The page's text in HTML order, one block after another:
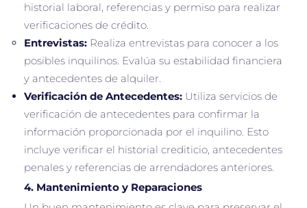
historial laboral, referencias y permiso para realizar
verificaciones de crédito.
Entrevistas: Realiza entrevistas para conocer a los
posibles inquilinos. Evalúa su estabilidad financiera
y antecedentes de alquiler.
Verificación de Antecedentes: Utiliza servicios de
verificación de antecedentes para confirmar la
información proporcionada por el inquilino. Esto
incluye verificar el historial crediticio, antecedentes
penales y referencias de arrendadores anteriores.
4. Mantenimiento y Reparaciones